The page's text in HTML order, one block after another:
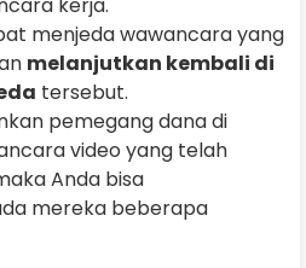
kerja.
menjeda wawancara yang
melanjutkan kembali di
tersebut.
pemegang dana di
video yang telah
Anda bisa
mereka beberapa